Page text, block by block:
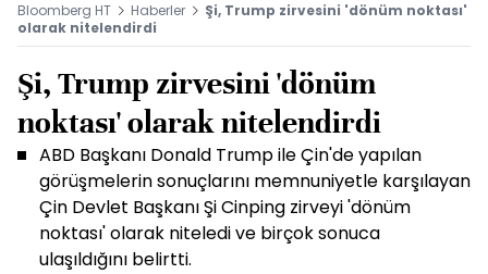
Bloomberg HT Haberler
Şi, Trump zirvesini 'dönüm noktası'
olarak nitelendirdi
Şi, Trump zirvesini 'dönüm
noktası' olarak nitelendirdi
ABD Başkanı Donald Trump ile Çin'de yapılan
görüşmelerin sonuçlarını memnuniyetle karşılayan
Çin Devlet Başkanı Şi Cinping zirveyi 'dönüm
noktası' olarak niteledi ve birçok sonuca
ulaşıldığını belirtti.